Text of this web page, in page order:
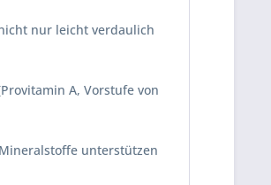
nur leicht verdaulich
A, Vorstufe von
unterstützen